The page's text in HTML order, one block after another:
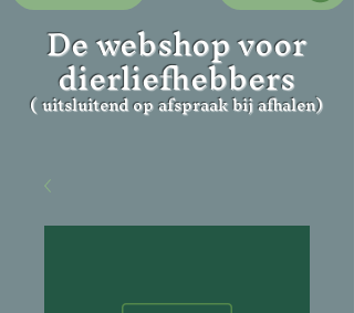
De webshop voor
dierliefhebbers
( uitsluitend op afspraak bij afhalen)